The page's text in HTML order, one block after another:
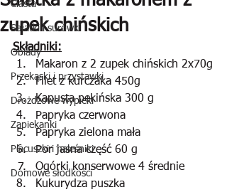
Ciasta
Sałatki i surówki
Obiady
Przekąski i przystawki
Drożdżowe wypieki
Zapiekanki
Placuszki i naleśniki
Domowe słodkości
zupek chińskich
Składniki:
Makaron z 2 zupek chińskich 2x70g
Filet z kurczaka 450g
Kapusta pekińska 300 g
Papryka czerwona
Papryka zielona mała
Por jasna część 60 g
Ogórki konserwowe 4 średnie
Kukurydza puszka